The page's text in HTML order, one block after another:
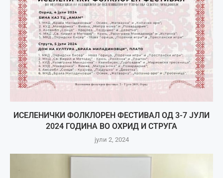
ИСЕЛЕНИЧКИ ФОЛКЛОРЕН ФЕСТИВАЛ ОД 3-7 ЈУЛИ
2024 ГОДИНА ВО ОХРИД И СТРУГА
јули 2, 2024